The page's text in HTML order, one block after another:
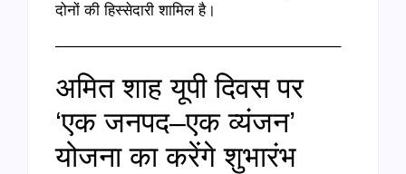
दोनों की हिस्सेदारी शामिल है।
——————————————————–
अमित शाह यूपी दिवस पर
‘एक जनपद–एक व्यंजन’
योजना का करेंगे शुभारंभ